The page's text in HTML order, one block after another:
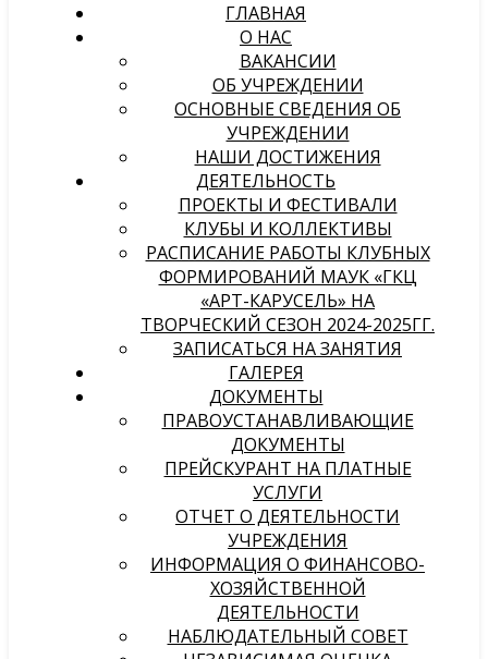
ГЛАВНАЯ
О НАС
ВАКАНСИИ
ОБ УЧРЕЖДЕНИИ
ОСНОВНЫЕ СВЕДЕНИЯ ОБ
УЧРЕЖДЕНИИ
НАШИ ДОСТИЖЕНИЯ
ДЕЯТЕЛЬНОСТЬ
ПРОЕКТЫ И ФЕСТИВАЛИ
КЛУБЫ И КОЛЛЕКТИВЫ
РАСПИСАНИЕ РАБОТЫ КЛУБНЫХ
ФОРМИРОВАНИЙ МАУК «ГКЦ
«АРТ-КАРУСЕЛЬ» НА
ТВОРЧЕСКИЙ СЕЗОН 2024-2025ГГ.
ЗАПИСАТЬСЯ НА ЗАНЯТИЯ
ГАЛЕРЕЯ
ДОКУМЕНТЫ
ПРАВОУСТАНАВЛИВАЮЩИЕ
ДОКУМЕНТЫ
ПРЕЙСКУРАНТ НА ПЛАТНЫЕ
УСЛУГИ
ОТЧЕТ О ДЕЯТЕЛЬНОСТИ
УЧРЕЖДЕНИЯ
ИНФОРМАЦИЯ О ФИНАНСОВО-
ХОЗЯЙСТВЕННОЙ
ДЕЯТЕЛЬНОСТИ
НАБЛЮДАТЕЛЬНЫЙ СОВЕТ